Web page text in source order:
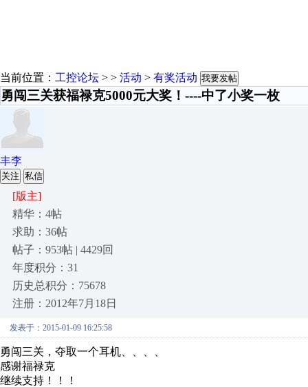
当前位置： 工控论坛 > > 活动 > 有奖活动 我要发帖
勇闯三关获福禄克5000元大奖！----中了小奖一枚
丰李
关注 私信
[版主]
精华：4帖
求助：36帖
帖子：953帖 | 4429回
年度积分：31
历史总积分：75678
注册：2012年7月18日
发表于：2015-01-09 16:25:58
勇闯三关，夺取一个耳机、、、、
感谢福禄克
继续支持！！！